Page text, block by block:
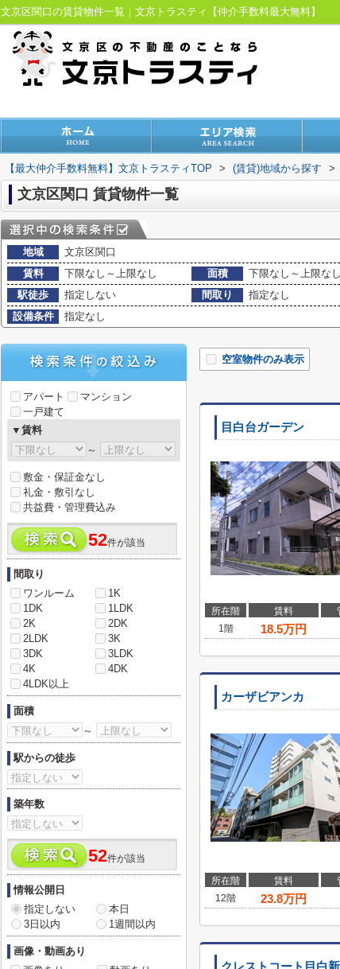
文京区関口の賃貸物件一覧｜文京トラスティ【仲介手数料最大無料】
【最大仲介手数料無料】文京トラスティTOP > (賃貸)地域から探す >
文京区関口 賃貸物件一覧
地域
文京区関口
賃料
下限なし～上限なし 面積 下限なし～上限なし
駅徒歩
指定しない 間取り
指定なし
設備条件
指定なし
空室物件のみ表示
目白台ガーデン
所在階 賃料
1階
18.5万円
カーザビアンカ
所在階 賃料
12階
23.8万円
アパート
マンション
一戸建て
▼賃料
～
敷金・保証金なし
礼金・敷引なし
共益費・管理費込み
52件が該当
間取り
ワンルーム
1K
1DK
1LDK
2K
2DK
2LDK
3K
3DK
3LDK
4K
4DK
4LDK以上
面積
～
駅からの徒歩
築年数
52件が該当
情報公開日
指定しない
本日
3日以内
1週間以内
画像・動画あり